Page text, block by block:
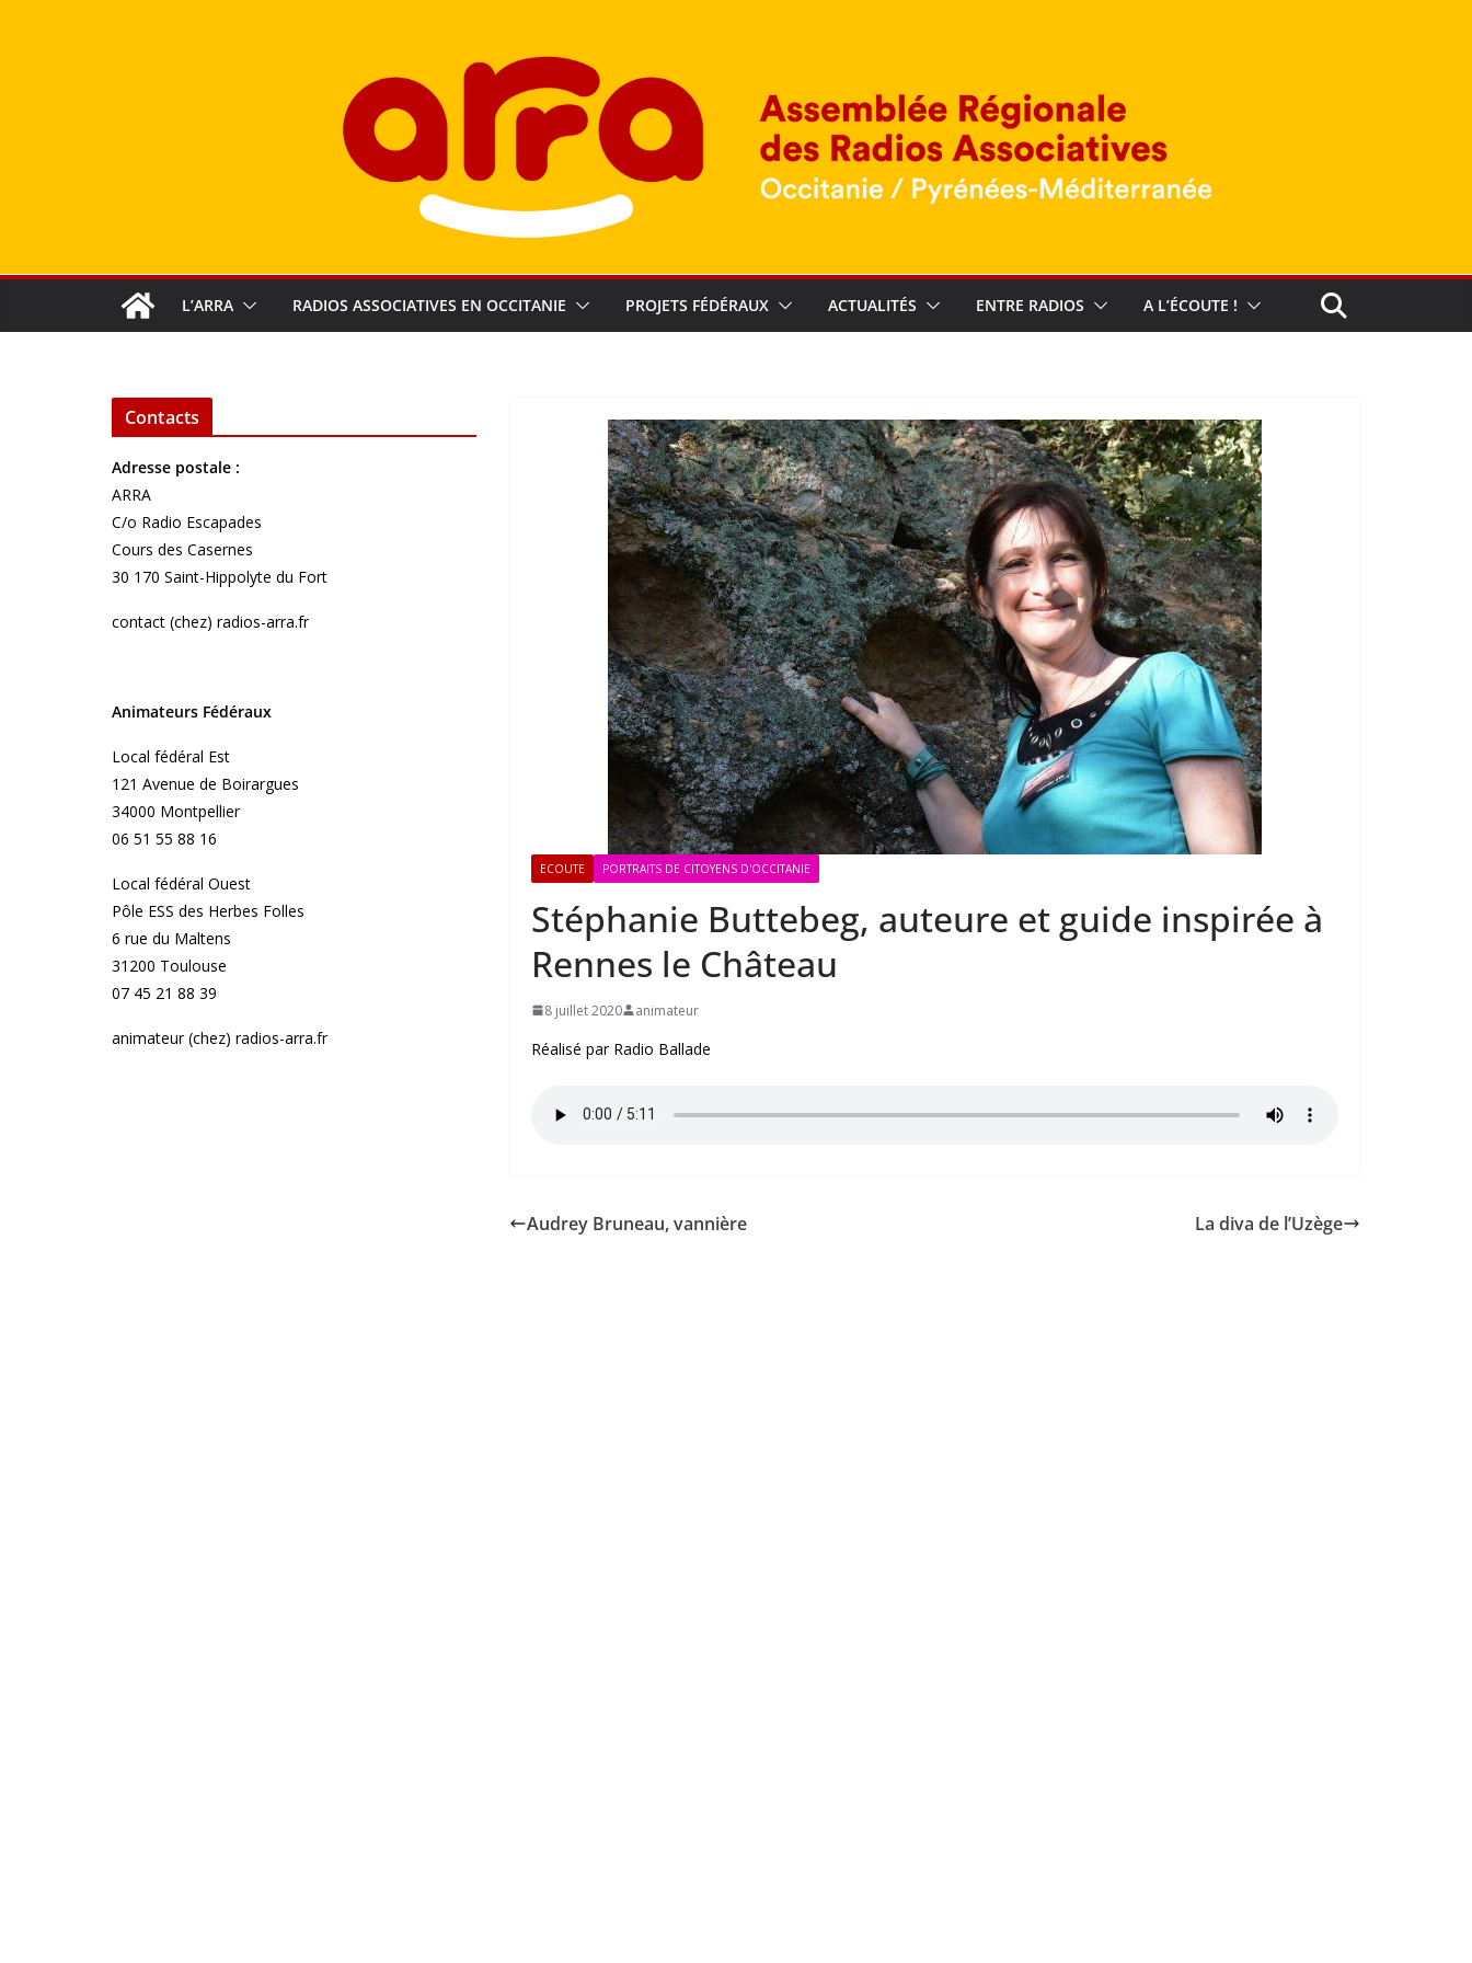
L’ARRA RADIOS ASSOCIATIVES EN OCCITANIE PROJETS FÉDÉRAUX ACTUALITÉS ENTRE RADIOS A L’ÉCOUTE !
ECOUTE PORTRAITS DE CITOYENS D'OCCITANIE
Stéphanie Buttebeg, auteure et guide inspirée à
Rennes le Château
8 juillet 2020 animateur
Réalisé par Radio Ballade
Audrey Bruneau, vannière La diva de l’Uzège
Contacts
Adresse postale :
ARRA
C/o Radio Escapades
Cours des Casernes
30 170 Saint-Hippolyte du Fort
contact (chez) radios-arra.fr
Animateurs Fédéraux
Local fédéral Est
121 Avenue de Boirargues
34000 Montpellier
06 51 55 88 16
Local fédéral Ouest
Pôle ESS des Herbes Folles
6 rue du Maltens
31200 Toulouse
07 45 21 88 39
animateur (chez) radios-arra.fr